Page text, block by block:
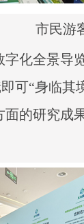
市民游
化全景导
可“身临
的研究成